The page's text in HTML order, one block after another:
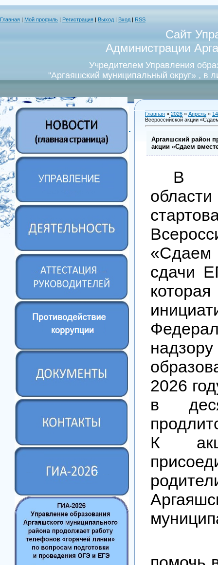
Главная Мой профиль Регистрация Выход Вход RSS
Сайт
Администрации
Учредителем Управления
"Аргаяшский муниципальный округ» , в
Главная » 2026 » Апрель » 14
Всероссийской акции
Аргаяшский район
акции «Сдаем
В
сдачи
2026
в
К